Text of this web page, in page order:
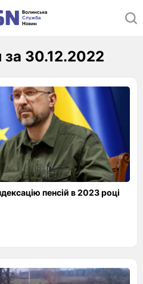
за 30.12.2022
пенсій в 2023 році